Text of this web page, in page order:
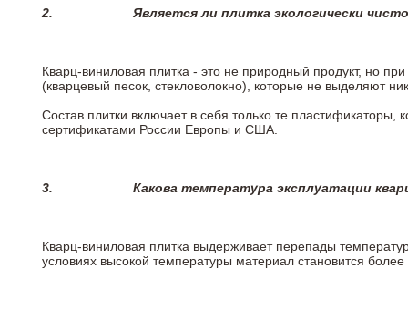
2. Является ли плитка экологически
Кварц-виниловая плитка - это не природный продукт, но
(кварцевый песок, стекловолокно), которые не выделяют
Состав плитки включает в себя только те
сертификатами России Европы и США.
3. Какова температура эксплуатации
Кварц-виниловая плитка выдерживает перепады
условиях высокой температуры материал становится